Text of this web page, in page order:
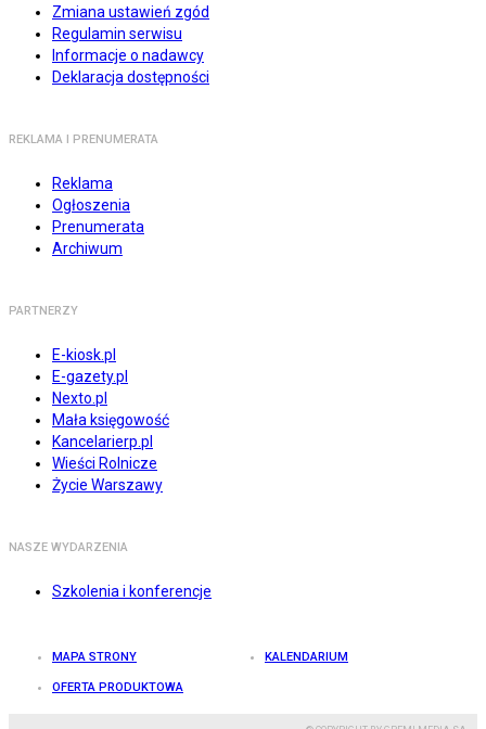
Zmiana ustawień zgód
Regulamin serwisu
Informacje o nadawcy
Deklaracja dostępności
REKLAMA I PRENUMERATA
Reklama
Ogłoszenia
Prenumerata
Archiwum
PARTNERZY
E-kiosk.pl
E-gazety.pl
Nexto.pl
Mała księgowość
Kancelarierp.pl
Wieści Rolnicze
Życie Warszawy
NASZE WYDARZENIA
Szkolenia i konferencje
MAPA STRONY KALENDARIUM
OFERTA PRODUKTOWA